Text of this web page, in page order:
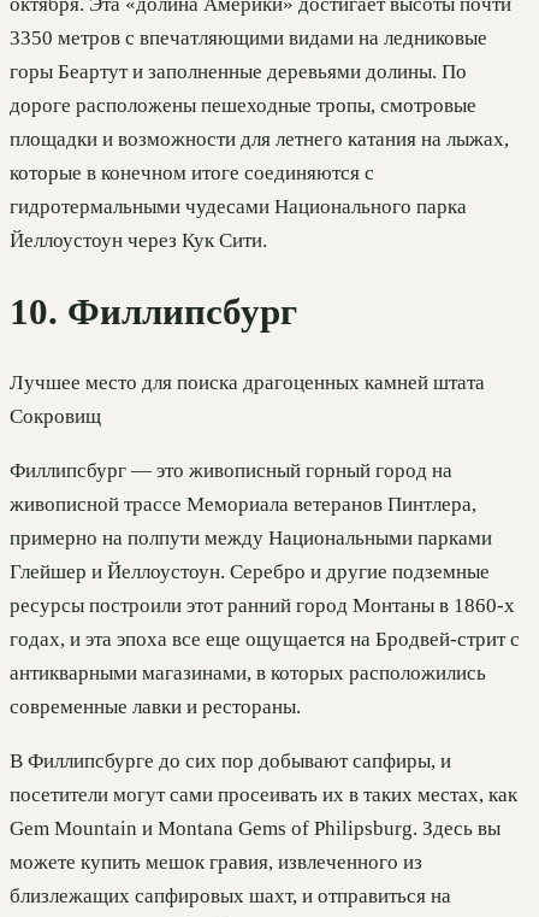
октября. Эта «долина Америки» достигает высоты почти
3350 метров с впечатляющими видами на ледниковые
горы Беартут и заполненные деревьями долины. По
дороге расположены пешеходные тропы, смотровые
площадки и возможности для летнего катания на лыжах,
которые в конечном итоге соединяются с
гидротермальными чудесами Национального парка
Йеллоустоун через Кук Сити.
10. Филлипсбург
Лучшее место для поиска драгоценных камней штата
Сокровищ
Филлипсбург — это живописный горный город на
живописной трассе Мемориала ветеранов Пинтлера,
примерно на полпути между Национальными парками
Глейшер и Йеллоустоун. Серебро и другие подземные
ресурсы построили этот ранний город Монтаны в 1860-х
годах, и эта эпоха все еще ощущается на Бродвей-стрит с
антикварными магазинами, в которых расположились
современные лавки и рестораны.
В Филлипсбурге до сих пор добывают сапфиры, и
посетители могут сами просеивать их в таких местах, как
Gem Mountain и Montana Gems of Philipsburg. Здесь вы
можете купить мешок гравия, извлеченного из
близлежащих сапфировых шахт, и отправиться на